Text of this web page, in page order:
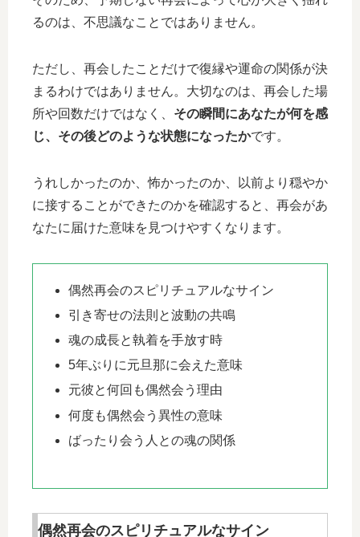
るのは、不思議なことではありません。
ただし、再会したことだけで復縁や運命の関係が決
まるわけではありません。大切なのは、再会した場
所や回数だけではなく、 その瞬間にあなたが何を感
じ、その後どのような状態になったかです。
うれしかったのか、怖かったのか、以前より穏やか
に接することができたのかを確認すると、再会があ
なたに届けた意味を見つけやすくなります。
偶然再会のスピリチュアルなサイン
引き寄せの法則と波動の共鳴
魂の成長と執着を手放す時
5年ぶりに元旦那に会えた意味
元彼と何回も偶然会う理由
何度も偶然会う異性の意味
ばったり会う人との魂の関係
偶然再会のスピリチュアルなサイン